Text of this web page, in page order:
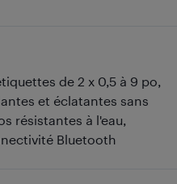
de 2 x 0,5 à 9 po,
et éclatantes sans
résistantes à l'eau,
Bluetooth